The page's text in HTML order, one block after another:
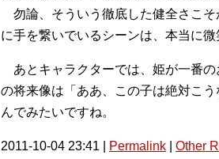
勿論、そういう徹底した健全さこそ
に手を繋いでいるシーンは、本当に微
あとキャラクターでは、姫が一番
の将来像は「ああ、この子は絶対こ
んでみたいですね。
2011-10-04 23:41 | Permalink Other